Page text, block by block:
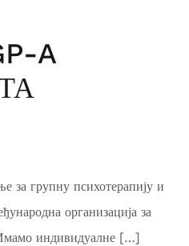
A
за групну психотерапију и
организација за
Имамо индивидуалне […]